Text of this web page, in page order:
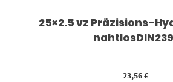
25×2.5 vz Präzisions-
23,56€